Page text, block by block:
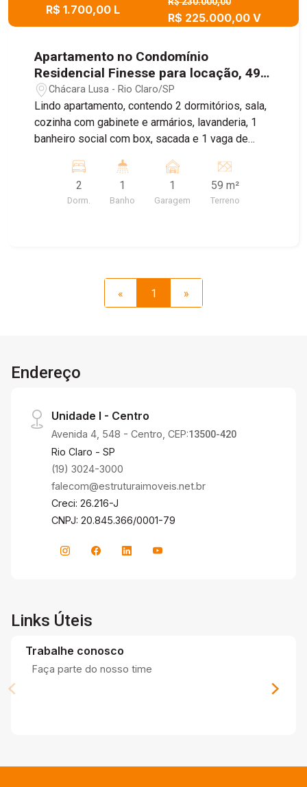
R$ 1.700,00 L
R$ 225.000,00 V
Apartamento no Condomínio
Residencial Finesse para locação, 49
m² - Rio Claro/SP
Chácara Lusa - Rio Claro/SP
Lindo apartamento, contendo 2 dormitórios, sala,
cozinha com gabinete e armários, lavanderia, 1
banheiro social com box, sacada e 1 vaga de
lazer com quiosque, salão de festas, playground,
quadra e piscina. Agende sua visita!
2
Dorm.
1
Banho
1
Garagem
59 m²
Terreno
« 1 »
Endereço
Unidade I - Centro
Avenida 4, 548 - Centro, CEP:13500-420
Rio Claro - SP
(19) 3024-3000
falecom@estruturaimoveis.net.br
Creci: 26.216-J
CNPJ: 20.845.366/0001-79
Links Úteis
Trabalhe conosco
Faça parte do nosso time